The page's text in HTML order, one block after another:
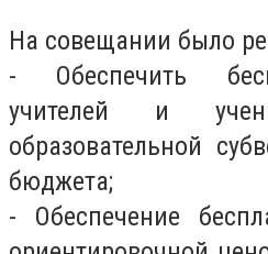
На совещании было
- Обеспечить
учителей и
образовательной
бюджета;
- Обеспечение